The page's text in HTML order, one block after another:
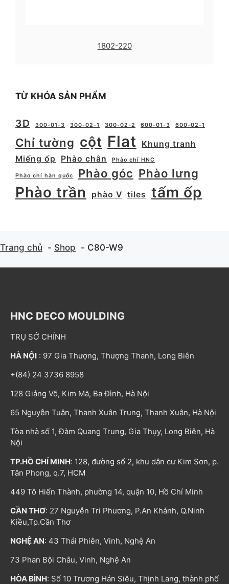
1802-220
TỪ KHÓA SẢN PHẨM
3D 300-01-3 300-02-1 300-02-2 600-01-3 600-02-1
Chỉ tường cột Flat
Khung tranh
Miếng ốp
Phào chân Phào chỉ HNC
Phào chỉ hàn quốc Phào góc Phào lưng
Phào trần phào V tiles tấm ốp
Trang chủ Shop C80-W9
HNC DECO MOULDING
TRỤ SỞ CHÍNH
HÀ NỘI : 97 Gia Thượng, Thượng Thanh, Long Biên
+(84) 24 3736 8958
128 Giảng Võ, Kim Mã, Ba Đình, Hà Nội
65 Nguyễn Tuân, Thanh Xuân Trung, Thanh Xuân, Hà Nội
Tòa nhà số 1, Đàm Quang Trung, Gia Thụy, Long Biên, Hà
Nội
TP.HỒ CHÍ MINH: 128, đường số 2, khu dân cư Kim Sơn, p.
Tân Phong, q.7, HCM
449 Tô Hiến Thành, phường 14, quận 10, Hồ Chí Minh
CẦN THƠ: 27 Nguyễn Tri Phương, P.An Khánh, Q.Ninh
Kiều,Tp.Cần Thơ
NGHỆ AN: 43 Thái Phiên, Vinh, Nghệ An
73 Phan Bội Châu, Vinh, Nghệ An
HÒA BÌNH: Số 10 Trương Hán Siêu, Thịnh Lang, thành phố